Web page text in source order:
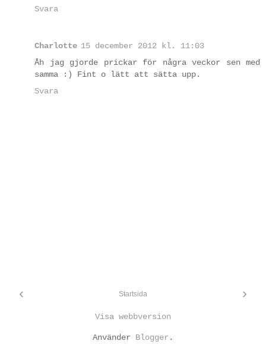
Svara
Charlotte 15 december 2012 kl. 11:03
Åh jag gjorde prickar för några veckor sen med
samma :) Fint o lätt att sätta upp.
Svara
‹ ›
Startsida
Visa webbversion
Använder Blogger .